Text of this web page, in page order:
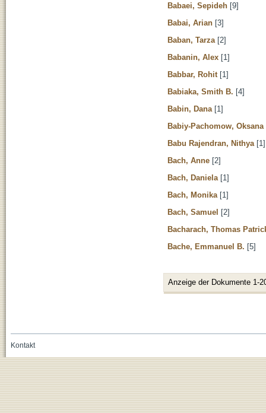
Babaei, Sepideh [9]
Babai, Arian [3]
Baban, Tarza [2]
Babanin, Alex [1]
Babbar, Rohit [1]
Babiaka, Smith B. [4]
Babin, Dana [1]
Babiy-Pachomow,
Babu Rajendran, Nithya [1]
Bach, Anne [2]
Bach, Daniela [1]
Bach, Monika [1]
Bach, Samuel [2]
Bacharach, Thomas
Bache, Emmanuel B. [5]
Anzeige der Dokumente 1-
Kontakt